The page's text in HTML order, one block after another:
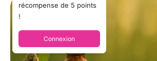
récompense de 5 points
!
Connexion